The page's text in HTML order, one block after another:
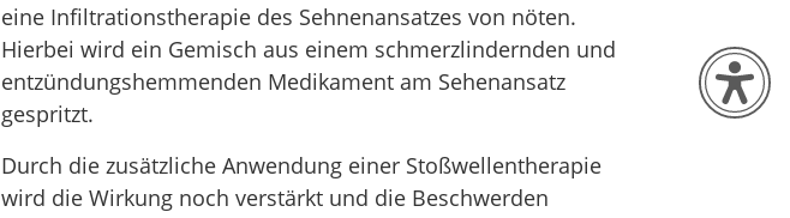
eine Infiltrationstherapie des Sehnenansatzes von nöten.
Hierbei wird ein Gemisch aus einem schmerzlindernden und
entzündungshemmenden Medikament am Sehenansatz
gespritzt.
Durch die zusätzliche Anwendung einer Stoßwellentherapie
wird die Wirkung noch verstärkt und die Beschwerden